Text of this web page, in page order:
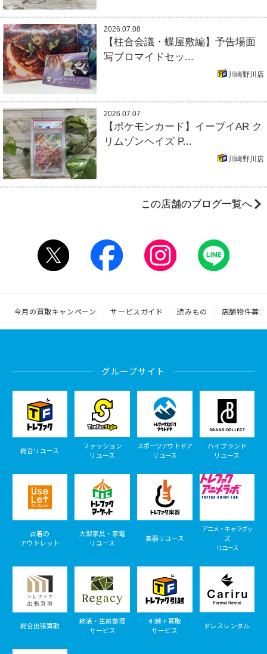
2026.07.08
【柱合会議・蝶屋敷編】予告場面
写ブロマイドセッ...
川崎野川店
2026.07.07
【ポケモンカード】イーブイAR ク
リムゾンヘイズ P...
川崎野川店
この店舗のブログ一覧へ
今月の買取キャンペーン サービスガイド 読みもの 店舗物件募集
グループサイト
総合リユース
ファッション
リユース
スポーツアウトドア
リユース
ハイブランド
リユース
古着の
アウトレット
大型家具・家電
リユース
楽器リユース
アニメ・キャラグッ
ズ
リユース
総合出張買取
終活・生前整理
サービス
引越＋買取
サービス
ドレスレンタル